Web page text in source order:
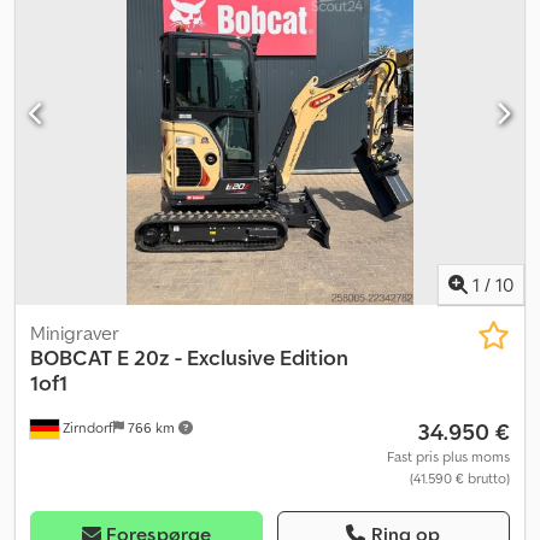
1 / 10
Zirndorf 766 km
Minigraver
BOBCAT E 20z - Exclusive Edition
1of1
34.950 €
Fast pris plus moms
(41.590 € brutto)
Forespørge Ring op